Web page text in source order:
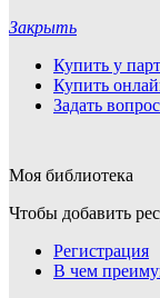
Закрыть
Купить у
Купить
Задать
Моя библиотека
Чтобы добавить
Регистрация
В чем